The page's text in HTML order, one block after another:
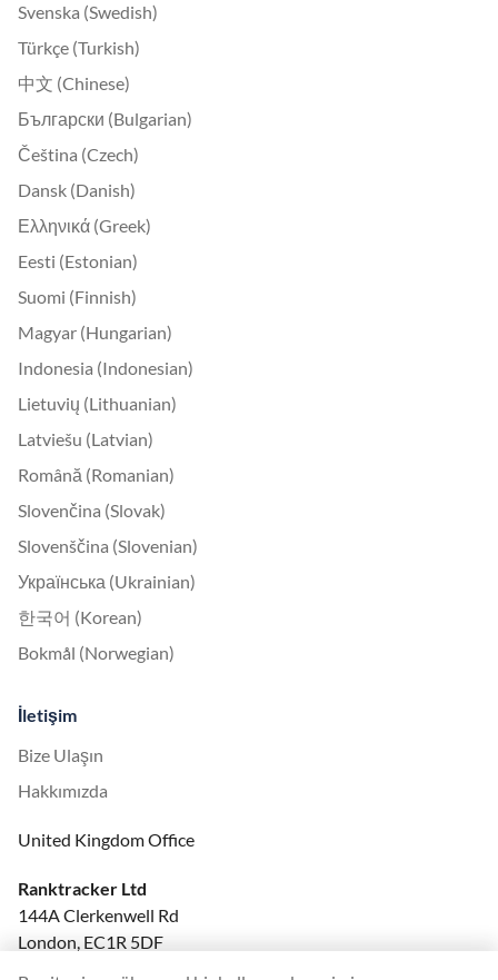
Svenska (Swedish)
Türkçe (Turkish)
中文 (Chinese)
Български (Bulgarian)
Čeština (Czech)
Dansk (Danish)
Ελληνικά (Greek)
Eesti (Estonian)
Suomi (Finnish)
Magyar (Hungarian)
Indonesia (Indonesian)
Lietuvių (Lithuanian)
Latviešu (Latvian)
Română (Romanian)
Slovenčina (Slovak)
Slovenščina (Slovenian)
Українська (Ukrainian)
한국어 (Korean)
Bokmål (Norwegian)
İletişim
Bize Ulaşın
Hakkımızda
United Kingdom Office
Ranktracker Ltd
144A Clerkenwell Rd
London, EC1R 5DF